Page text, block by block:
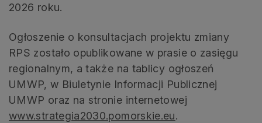
2026 roku.
Ogłoszenie o konsultacjach projektu zmiany
RPS zostało opublikowane w prasie o zasięgu
regionalnym, a także na tablicy ogłoszeń
UMWP, w Biuletynie Informacji Publicznej
UMWP oraz na stronie internetowej
www.strategia2030.pomorskie.eu.